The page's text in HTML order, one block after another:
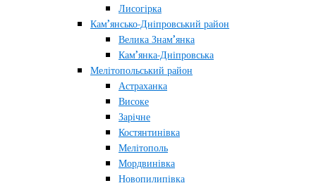
Лисогірка
Кам’янсько-Дніпровський район
Велика Знам’янка
Кам’янка-Дніпровська
Мелітопольський район
Астраханка
Високе
Зарічне
Костянтинівка
Мелітополь
Мордвинівка
Новопилипівка